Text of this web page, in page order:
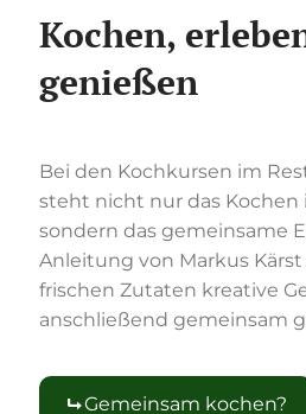
Kochen,
genießen
Bei den Kochkursen im
steht nicht nur das
sondern das gemeinsame
Anleitung von Markus
frischen Zutaten kreative
anschließend gemeinsam
Gemeinsam kochen?